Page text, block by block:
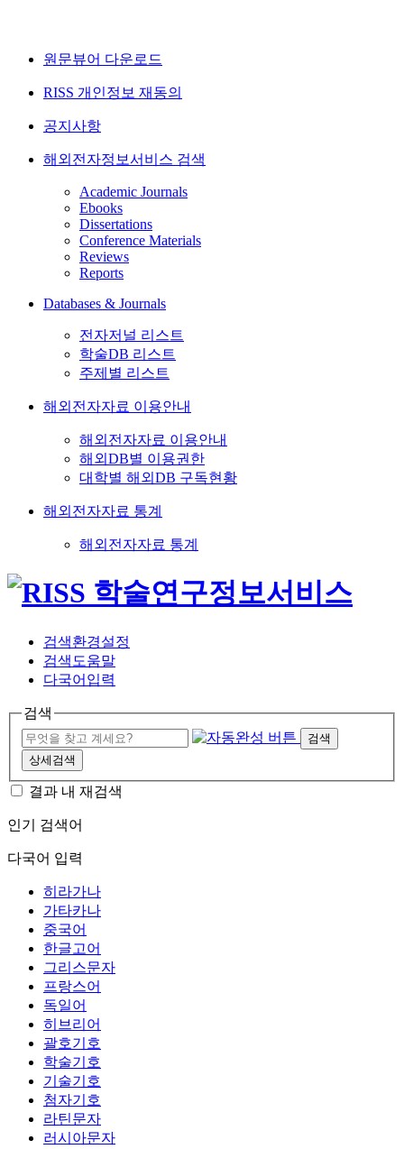
원문뷰어 다운로드
RISS 개인정보 재동의
공지사항
해외전자정보서비스 검색
Academic Journals
Ebooks
Dissertations
Conference Materials
Reviews
Reports
Databases & Journals
전자저널 리스트
학술DB 리스트
주제별 리스트
해외전자자료 이용안내
해외전자자료 이용안내
해외DB별 이용권한
대학별 해외DB 구독현황
해외전자자료 통계
해외전자자료 통계
검색환경설정
검색도움말
다국어입력
검색
검색
상세검색
결과 내 재검색
인기 검색어
다국어 입력
히라가나
가타카나
중국어
한글고어
그리스문자
프랑스어
독일어
히브리어
괄호기호
학술기호
기술기호
첨자기호
라틴문자
러시아문자